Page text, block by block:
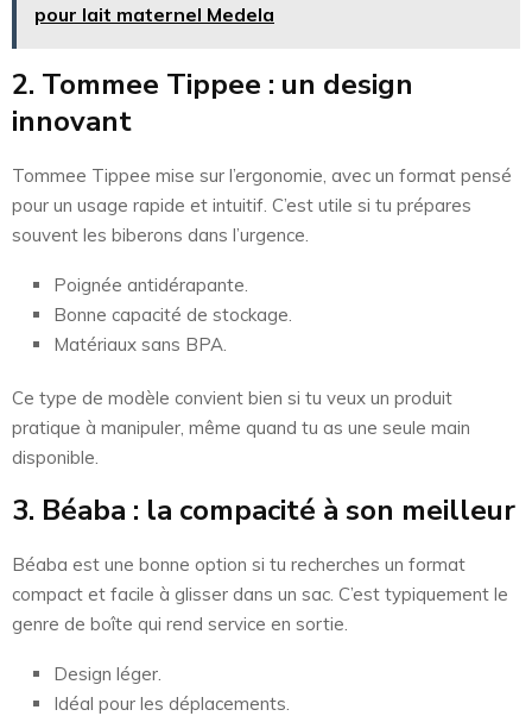
pour lait maternel Medela
2. Tommee Tippee : un design
innovant
Tommee Tippee mise sur l’ergonomie, avec un format pensé
pour un usage rapide et intuitif. C’est utile si tu prépares
souvent les biberons dans l’urgence.
Poignée antidérapante.
Bonne capacité de stockage.
Matériaux sans BPA.
Ce type de modèle convient bien si tu veux un produit
pratique à manipuler, même quand tu as une seule main
disponible.
3. Béaba : la compacité à son meilleur
Béaba est une bonne option si tu recherches un format
compact et facile à glisser dans un sac. C’est typiquement le
genre de boîte qui rend service en sortie.
Design léger.
Idéal pour les déplacements.